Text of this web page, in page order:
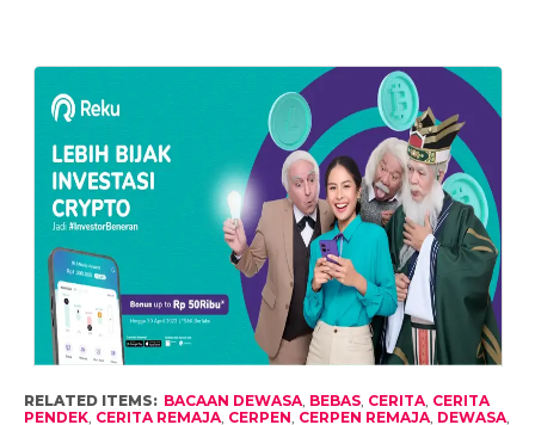
RELATED ITEMS: BACAAN DEWASA, BEBAS, CERITA, CERITA
PENDEK, CERITA REMAJA, CERPEN, CERPEN REMAJA, DEWASA,